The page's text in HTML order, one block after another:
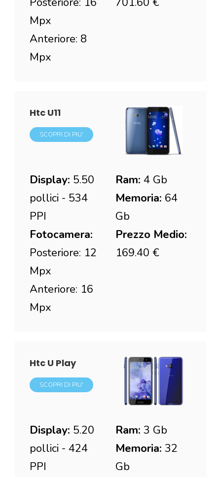
Mpx
Anteriore: 8
Mpx
Htc U11
SCOPRI DI PIU'
Display: 5.50
pollici - 534
PPI
Fotocamera:
Posteriore: 12
Mpx
Anteriore: 16
Mpx
Ram: 4 Gb
Memoria: 64
Gb
Prezzo Medio:
169.40 €
Htc U Play
SCOPRI DI PIU'
Display: 5.20
pollici - 424
PPI
Ram: 3 Gb
Memoria: 32
Gb